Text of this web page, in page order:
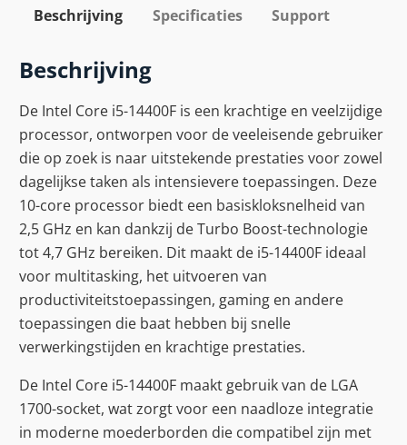
Beschrijving Specificaties Support
Beschrijving
De Intel Core i5-14400F is een krachtige en veelzijdige
processor, ontworpen voor de veeleisende gebruiker
die op zoek is naar uitstekende prestaties voor zowel
dagelijkse taken als intensievere toepassingen. Deze
10-core processor biedt een basiskloksnelheid van
2,5 GHz en kan dankzij de Turbo Boost-technologie
tot 4,7 GHz bereiken. Dit maakt de i5-14400F ideaal
voor multitasking, het uitvoeren van
productiviteitstoepassingen, gaming en andere
toepassingen die baat hebben bij snelle
verwerkingstijden en krachtige prestaties.
De Intel Core i5-14400F maakt gebruik van de LGA
1700-socket, wat zorgt voor een naadloze integratie
in moderne moederborden die compatibel zijn met